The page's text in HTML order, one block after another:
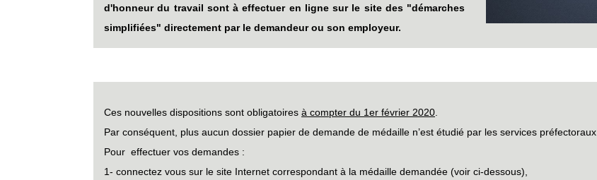
d'honneur du travail sont à effectuer en ligne sur le site des "démarches
simplifiées" directement par le demandeur ou son employeur.
Ces nouvelles dispositions sont obligatoires à compter du 1er février 2020
Par conséquent, plus aucun dossier papier de demande de médaille n’est étudié par les services préfectoraux.
Pour effectuer vos demandes :
1- connectez vous sur le site Internet correspondant à la médaille demandée (voir ci-dessous),